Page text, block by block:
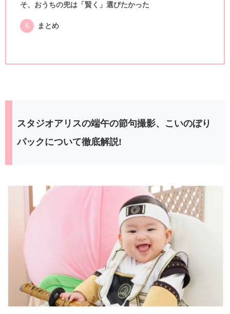
そ、おうちの兜は「賢く」選びたかった
まとめ
スタジオアリスの端午の節句撮影、こいのぼり
パックについて徹底解説!